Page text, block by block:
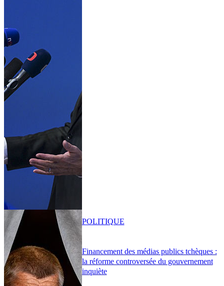
Financement des médias publics tchèques :
la réforme controversée du gouvernement
inquiète
POLITIQUE